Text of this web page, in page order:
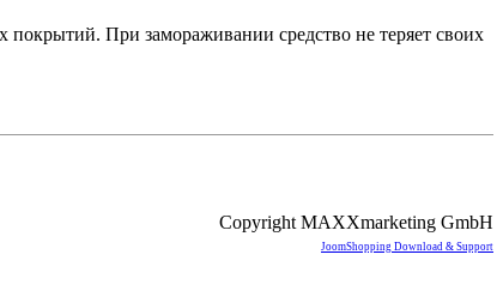
покрытий. При замораживании средство не теряет своих
Copyright MAXXmarketing GmbH
JoomShopping Download & Support